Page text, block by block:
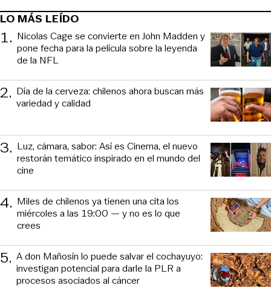
LO MÁS LEÍDO
1. Nicolas Cage se convierte en John Madden y
pone fecha para la película sobre la leyenda
de la NFL
2. Día de la cerveza: chilenos ahora buscan más
variedad y calidad
3. Luz, cámara, sabor: Así es Cinema, el nuevo
restorán temático inspirado en el mundo del
cine
4. Miles de chilenos ya tienen una cita los
miércoles a las 19:00 — y no es lo que
crees
5. A don Mañosín lo puede salvar el cochayuyo:
investigan potencial para darle la PLR a
procesos asociados al cáncer